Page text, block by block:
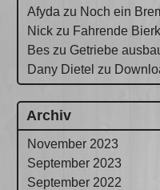
Afyda zu Noch ein
Nick zu Fahrende
Bes zuGetriebe
Dany Dietel zu
Archiv
November 2023
September 2023
September 2022